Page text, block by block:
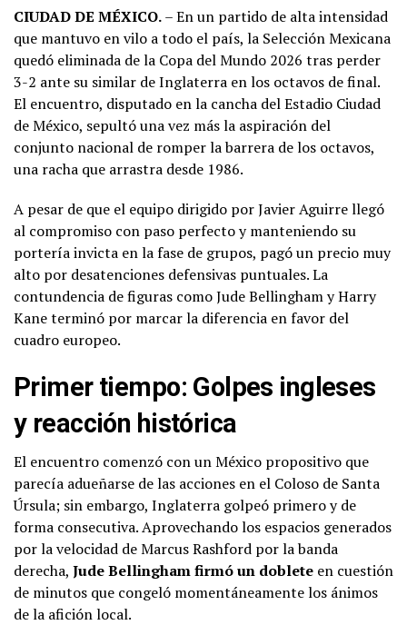
CIUDAD DE MÉXICO.– En un partido de alta intensidad
que mantuvo en vilo a todo el país, la Selección Mexicana
quedó eliminada de la Copa del Mundo 2026 tras perder
3-2 ante su similar de Inglaterra en los octavos de final.
El encuentro, disputado en la cancha del Estadio Ciudad
de México, sepultó una vez más la aspiración del
conjunto nacional de romper la barrera de los octavos,
una racha que arrastra desde 1986.
A pesar de que el equipo dirigido por Javier Aguirre llegó
al compromiso con paso perfecto y manteniendo su
portería invicta en la fase de grupos, pagó un precio muy
alto por desatenciones defensivas puntuales. La
contundencia de figuras como Jude Bellingham y Harry
Kane terminó por marcar la diferencia en favor del
cuadro europeo.
Primer tiempo: Golpes ingleses
y reacción histórica
El encuentro comenzó con un México propositivo que
parecía adueñarse de las acciones en el Coloso de Santa
Úrsula; sin embargo, Inglaterra golpeó primero y de
forma consecutiva. Aprovechando los espacios generados
por la velocidad de Marcus Rashford por la banda
derecha, Jude Bellingham firmó un doblete en cuestión
de minutos que congeló momentáneamente los ánimos
de la afición local.